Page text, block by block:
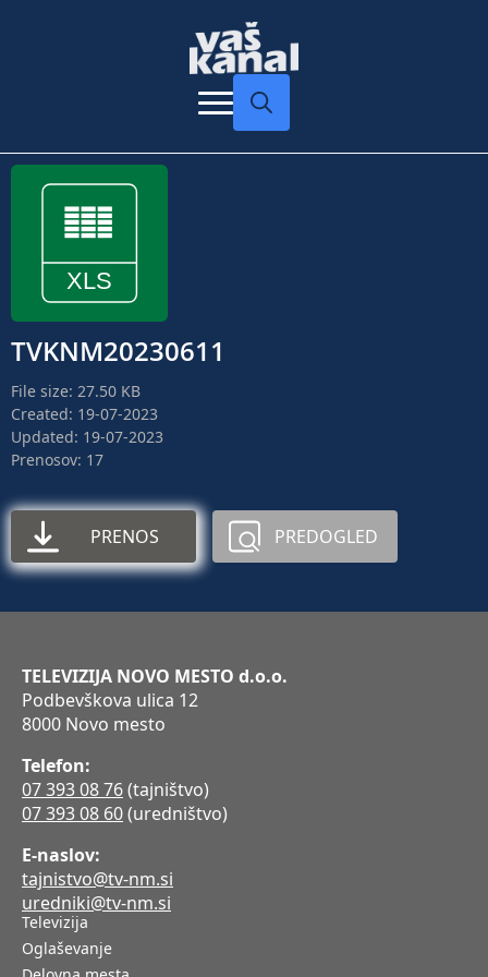
TVKNM20230611
File size: 27.50 KB
Created: 19-07-2023
Updated: 19-07-2023
Prenosov: 17
PRENOS PREDOGLED
TELEVIZIJA NOVO MESTO d.o.o.
Podbevškova ulica 12
8000 Novo mesto
Telefon:
07 393 08 76(tajništvo)
07 393 08 60(uredništvo)
E-naslov:
tajnistvo@tv-nm.si
uredniki@tv-nm.si
Televizija
Oglaševanje